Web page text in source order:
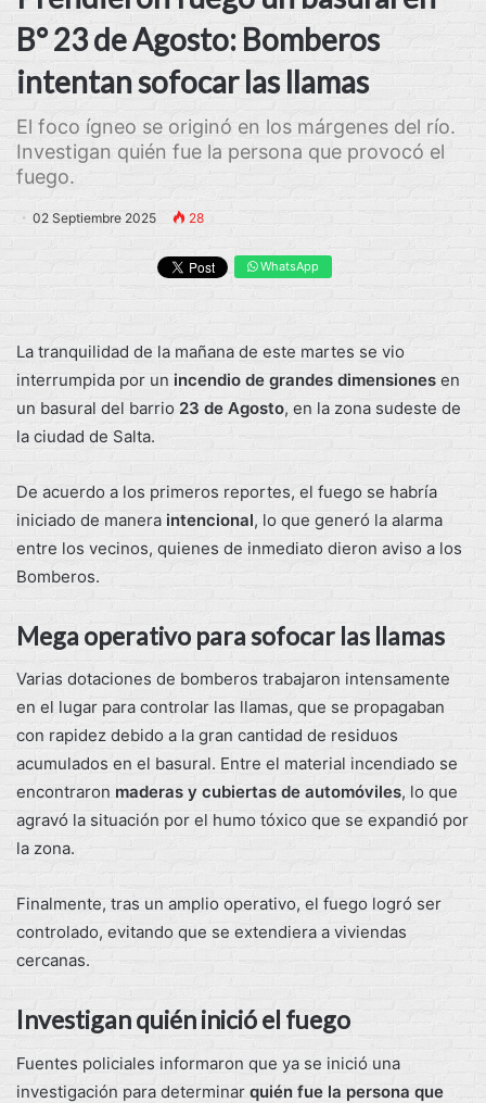
B° 23 de Agosto: Bomberos
intentan sofocar las llamas
El foco ígneo se originó en los márgenes del río.
Investigan quién fue la persona que provocó el
fuego.
02 Septiembre 2025 28
WhatsApp
La tranquilidad de la mañana de este martes se vio
interrumpida por un incendio de grandes dimensiones en
un basural del barrio 23 de Agosto, en la zona sudeste de
la ciudad de Salta.
De acuerdo a los primeros reportes, el fuego se habría
iniciado de manera intencional, lo que generó la alarma
entre los vecinos, quienes de inmediato dieron aviso a los
Bomberos.
Mega operativo para sofocar las llamas
Varias dotaciones de bomberos trabajaron intensamente
en el lugar para controlar las llamas, que se propagaban
con rapidez debido a la gran cantidad de residuos
acumulados en el basural. Entre el material incendiado se
encontraron maderas y cubiertas de automóviles, lo que
agravó la situación por el humo tóxico que se expandió por
la zona.
Finalmente, tras un amplio operativo, el fuego logró ser
controlado, evitando que se extendiera a viviendas
cercanas.
Investigan quién inició el fuego
Fuentes policiales informaron que ya se inició una
investigación para determinar quién fue la persona que